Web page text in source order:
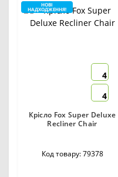
НОВІ
НАДХОДЖЕННЯ!
4
4
Крісло Fox Super Deluxe
Recliner Chair
Код товару: 79378